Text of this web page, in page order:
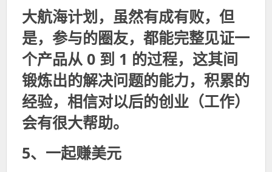
大航海计划，虽然有成有败，但
是，参与的圈友，都能完整见证一
个产品从 0 到 1 的过程，这其间
锻炼出的解决问题的能力，积累的
经验，相信对以后的创业（工作）
会有很大帮助。
5、一起赚美元